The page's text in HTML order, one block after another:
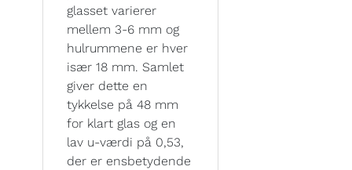
glasset varierer
mellem 3-6 mm og
hulrummene er hver
især 18 mm. Samlet
giver dette en
tykkelse på 48 mm
for klart glas og en
lav u-værdi på 0,53,
der er ensbetydende